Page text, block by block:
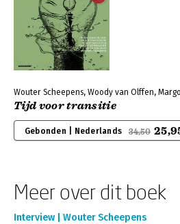
Wouter Scheepens, Woody van Olffen,
Tijd voor transitie
Gebonden | Nederlands 34,50
Meer over dit boek
Interview | Wouter Scheepens